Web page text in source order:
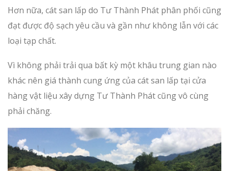
Hơn nữa, cát san lấp do Tư Thành Phát phân phối cũng
đạt được độ sạch yêu cầu và gần như không lẫn với các
loại tạp chất.
Vì không phải trải qua bất kỳ một khâu trung gian nào
khác nên giá thành cung ứng của cát san lấp tại cửa
hàng vật liệu xây dựng Tư Thành Phát cũng vô cùng
phải chăng.